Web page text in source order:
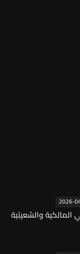
2026-
المالكية والشعيتية